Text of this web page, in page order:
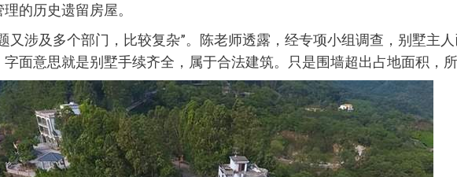
的历史遗留房屋。
又涉及多个部门，比较复杂”。陈老师透露，经专项小组调查，别墅主
面意思就是别墅手续齐全，属于合法建筑。只是围墙超出占地面积，所